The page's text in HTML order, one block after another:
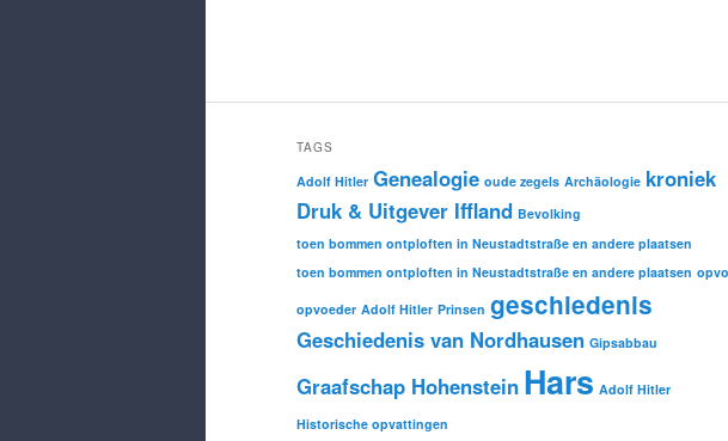
TAGS
Adolf Hitler Genealogie oude zegels Archäologie kroniek
Druk & Uitgever Iffland Bevolking
toen bommen ontploften in Neustadtstraße en andere plaatsen
toen bommen ontploften in Neustadtstraße en andere plaatsen
opvoeder Adolf Hitler Prinsen geschiedenis
Geschiedenis van Nordhausen Gipsabbau
Graafschap Hohenstein Hars Adolf Hitler
Historische opvattingen